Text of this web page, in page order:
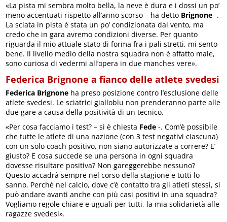
«La pista mi sembra molto bella, la neve è dura e i dossi un po’
meno accentuati rispetto all’anno scorso – ha detto Brignone -.
La sciata in pista è stata un po’ condizionata dal vento, ma
credo che in gara avremo condizioni diverse. Per quanto
riguarda il mio attuale stato di forma fra i pali stretti, mi sento
bene. Il livello medio della nostra squadra non è affatto male,
sono curiosa di vedermi all’opera in due manches vere».
Federica Brignone a fianco delle atlete svedesi
Federica Brignone ha preso posizione contro l’esclusione delle
atlete svedesi. Le sciatrici gialloblu non prenderanno parte alle
due gare a causa della positività di un tecnico.
«Per cosa facciamo i test? – si è chiesta Fede -. Com’è possibile
che tutte le atlete di una nazione (con 3 test negativi ciascuna)
con un solo coach positivo, non siano autorizzate a correre? E’
giusto? E cosa succede se una persona in ogni squadra
dovesse risultare positiva? Non gareggerebbe nessuno?
Questo accadrà sempre nel corso della stagione e tutti lo
sanno. Perché nel calcio, dove c’è contatto tra gli atleti stessi, si
può andare avanti anche con più casi positivi in una squadra?
Vogliamo regole chiare e uguali per tutti, la mia solidarietà alle
ragazze svedesi».